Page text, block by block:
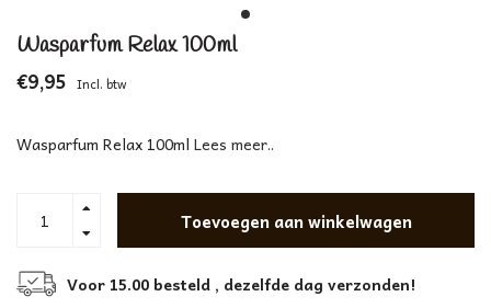
Wasparfum Relax 100ml
€9,95 Incl. btw
Wasparfum Relax 100ml Lees meer..
Toevoegen aan winkelwagen
Voor 15.00 besteld , dezelfde dag verzonden!